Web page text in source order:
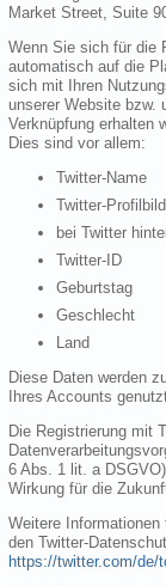
Market Street, Suite
Wenn Sie sich für die
automatisch auf die
sich mit Ihren
unserer Website bzw.
Verknüpfung erhalten
Dies sind vor allem:
Twitter-Name
Twitter-Profilbild
bei Twitter
Twitter-ID
Geburtstag
Geschlecht
Land
Diese Daten werden
Ihres Accounts
Die Registrierung mit
6 Abs. 1 lit. a
Wirkung für die
Weitere Informationen
den Twitter-
https://twitter.com/de/